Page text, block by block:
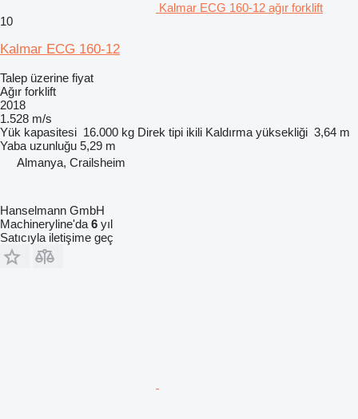
Kalmar ECG 160-12 ağır forklift
10
Kalmar ECG 160-12
Talep üzerine fiyat
Ağır forklift
2018
1.528 m/s
Yük kapasitesi 16.000 kg Direk tipi ikili Kaldırma yüksekliği 3,64 m
Yaba uzunluğu 5,29 m
Almanya, Crailsheim
Hanselmann GmbH
Machineryline'da 6 yıl
Satıcıyla iletişime geç